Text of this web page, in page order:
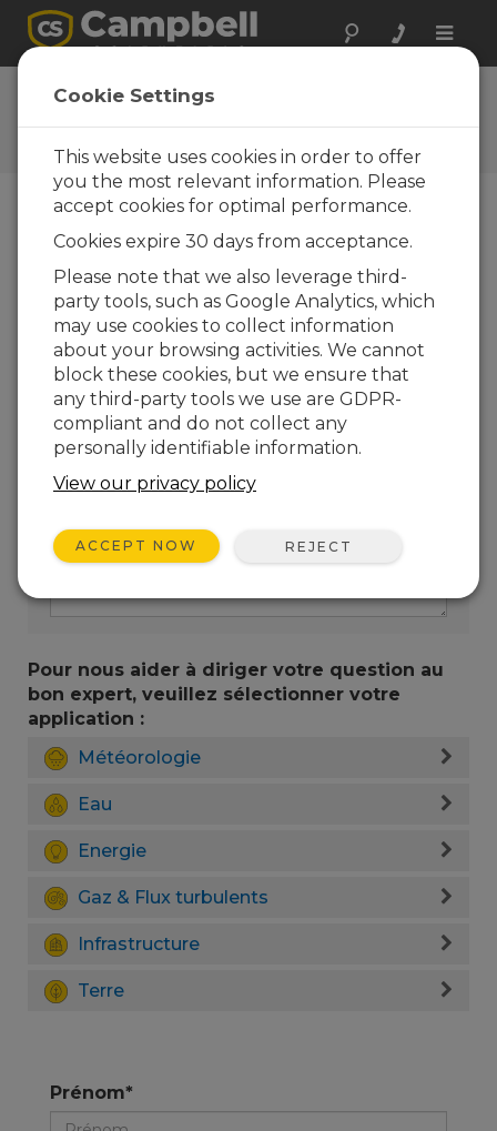
Toggle
Questions
Posez vos questions à
Campbell Scientific France
de nos experts vous contactera. * = champ
obligatoire.
Veuillez sélectionner le type de question
:
Achat
Support technique
Tapez votre question ici :
Pour nous aider à diriger votre question au
bon expert, veuillez sélectionner votre
application :
Météorologie
Eau
Energie
Gaz & Flux turbulents
Infrastructure
Terre
Prénom*
Cookie Settings
This website uses cookies in order to offer
you the most relevant information. Please
accept cookies for optimal performance.
Cookies expire 30 days from acceptance.
Please note that we also leverage third-
party tools, such as Google Analytics, which
may use cookies to collect information
about your browsing activities. We cannot
block these cookies, but we ensure that
any third-party tools we use are GDPR-
compliant and do not collect any
personally identifiable information.
View our privacy policy
ACCEPT NOW REJECT